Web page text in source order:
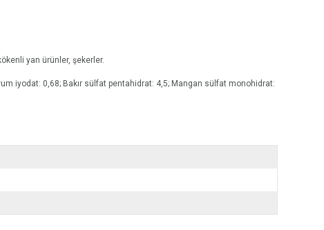
yan ürünler, şekerler.
iyodat: 0,68; Bakır sülfat pentahidrat: 4,5; Mangan sülfat monohidrat: